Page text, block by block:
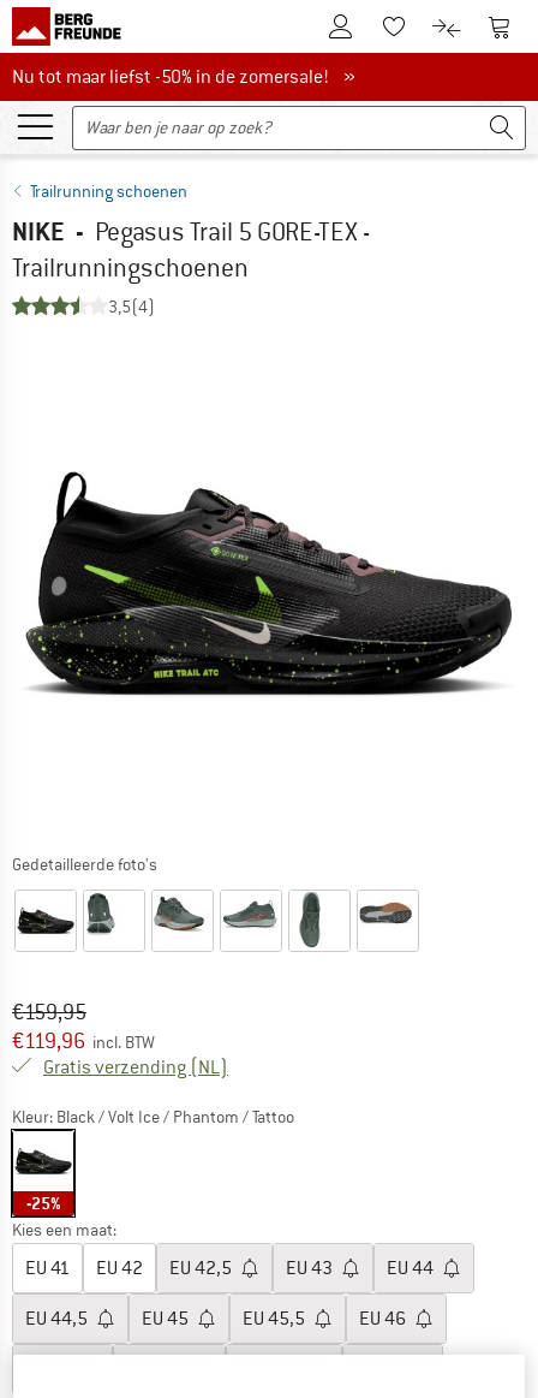
De klantenaccount
Naar deNaar de
Nu tot maar liefst -50% in de zomersale!
Nu tot maar liefst -50% in de zomersale! »
Trailrunning schoenen
NIKE - Pegasus Trail 5 GORE-TEX -
Trailrunningschoenen
3,5(4)
Gedetailleerde foto's
Oorspronkelijke prijs :
€159,95
Prijs:
€119,96 incl. BTW
Gratis verzending (NL)
Kleur: Black / Volt Ice / Phantom / Tattoo
-25%
Kies een maat:
EU 41 EU 42 EU 42,5 EU 43 EU 44
EU 44,5 EU 45 EU 45,5 EU 46